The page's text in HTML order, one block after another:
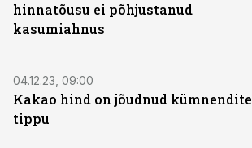
hinnatõusu ei põhjustanud
kasumiahnus
04.12.23, 09:00
Kakao hind on jõudnud kümnendite
tippu